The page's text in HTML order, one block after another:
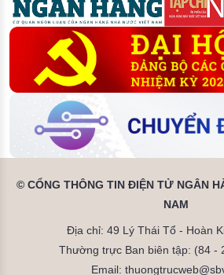
© CỔNG THÔNG TIN ĐIỆN TỬ NGÂN
NAM
Địa chỉ: 49 Lý Thái Tổ - Hoàn
Thường trực Ban biên tập: (84 -
Email: